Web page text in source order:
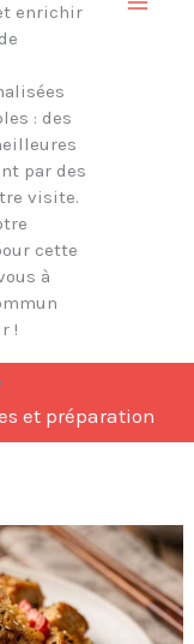
enrichir
: des
par des
visite.
cette
à
!
et préparation